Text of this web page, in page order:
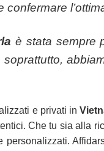
confermare
è stata sempre
soprattutto,
e privati in
Che tu sia alla
personalizzati.